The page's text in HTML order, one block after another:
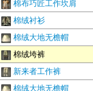
棉布巧匠工作坎肩
棉绒衬衫
棉绒大地无檐帽
棉绒垮裤
新来者工作裤
棉绒大地无檐帽